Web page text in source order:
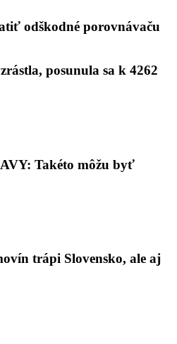
odškodné porovnávaču
posunula sa k 4262
Takéto môžu byť
trápi Slovensko, ale aj